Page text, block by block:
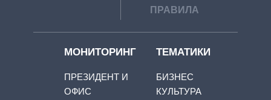
ПРАВИЛА
МОНИТОРИНГ
ПРЕЗИДЕНТ И
ОФИС
ТЕМАТИКИ
БИЗНЕС
КУЛЬТУРА